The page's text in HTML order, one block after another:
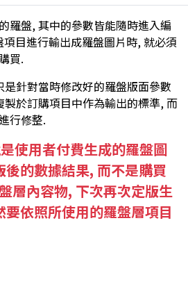
羅盤, 其中的參數皆能隨時進入編
目進行輸出成羅盤圖片時, 就必須
買.
針對當時修改好的羅盤版面參數
於訂購項目中作為輸出的標準, 而
行修整.
使用者付費生成的羅盤圖
的數據結果, 而不是購買
層內容物, 下次再次定版生
依照所使用的羅盤層項目